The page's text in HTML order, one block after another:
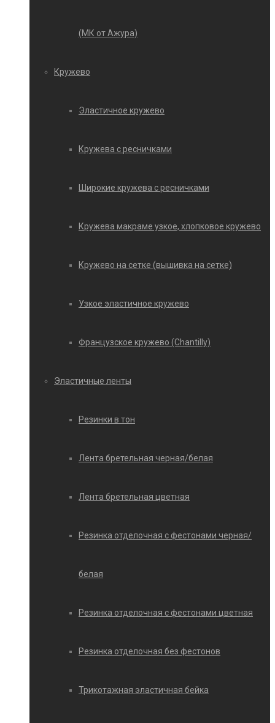
(МК от Ажура)
Кружево
Эластичное кружево
Кружева с ресничками
Широкие кружева с ресничками
Кружева макраме узкое, хлопковое кружево
Кружево на сетке (вышивка на сетке)
Узкое эластичное кружево
Французское кружево (Chantilly)
Эластичные ленты
Резинки в тон
Лента бретельная черная/белая
Лента бретельная цветная
Резинка отделочная с фестонами черная/
белая
Резинка отделочная с фестонами цветная
Резинка отделочная без фестонов
Трикотажная эластичная бейка